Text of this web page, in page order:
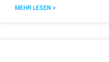
MEHR LESEN >